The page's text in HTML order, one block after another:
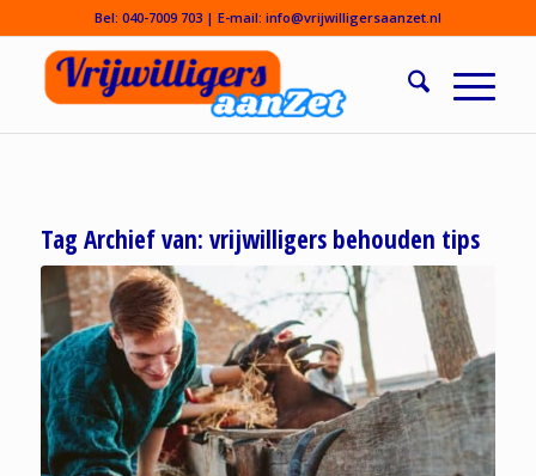
Bel: 040-7009 703| E-mail: info@vrijwilligersaanzet.nl
Tag Archief van: vrijwilligers behouden tips